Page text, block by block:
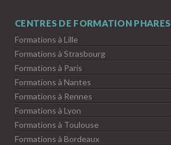
CENTRES DE FORMATION PHARES
Formations à Lille
Formations à Strasbourg
Formations à Paris
Formations à Nantes
Formations à Rennes
Formations à Lyon
Formations à Toulouse
Formations à Bordeaux